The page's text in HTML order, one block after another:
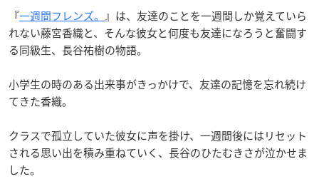
『一週間フレンズ。 』は、友達のことを一週間しか覚えていら
れない藤宮香織と、そんな彼女と何度も友達になろうと奮闘す
る同級生、長谷祐樹の物語。
小学生の時のある出来事がきっかけで、友達の記憶を忘れ続け
てきた香織。
クラスで孤立していた彼女に声を掛け、一週間後にはリセット
される思い出を積み重ねていく、長谷のひたむきさが泣かせま
した。